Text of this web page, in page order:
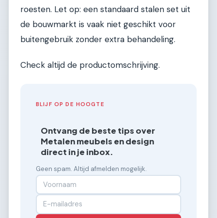
roesten. Let op: een standaard stalen set uit
de bouwmarkt is vaak niet geschikt voor
buitengebruik zonder extra behandeling.
Check altijd de productomschrijving.
BLIJF OP DE HOOGTE
Ontvang de beste tips over
Metalen meubels en design
direct in je inbox.
Geen spam. Altijd afmelden mogelijk.